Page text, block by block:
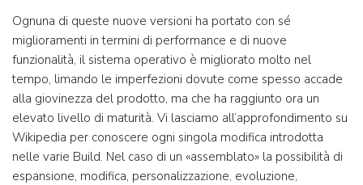
Ognuna di queste nuove versioni ha portato con sé
miglioramenti in termini di performance e di nuove
funzionalità, il sistema operativo è migliorato molto nel
tempo, limando le imperfezioni dovute come spesso accade
alla giovinezza del prodotto, ma che ha raggiunto ora un
elevato livello di maturità. Vi lasciamo all’approfondimento su
Wikipedia per conoscere ogni singola modifica introdotta
nelle varie Build. Nel caso di un «assemblato» la possibilità di
espansione, modifica, personalizzazione, evoluzione,